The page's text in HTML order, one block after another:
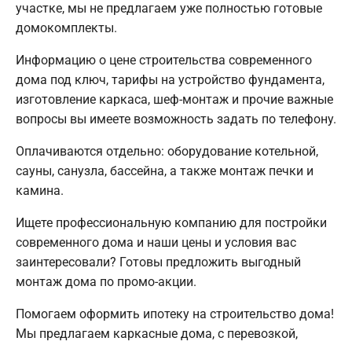
участке, мы не предлагаем уже полностью готовые
домокомплекты.
Информацию о цене строительства современного
дома под ключ, тарифы на устройство фундамента,
изготовление каркаса, шеф-монтаж и прочие важные
вопросы вы имеете возможность задать по телефону.
Оплачиваются отдельно: оборудование котельной,
сауны, санузла, бассейна, а также монтаж печки и
камина.
Ищете профессиональную компанию для постройки
современного дома и наши цены и условия вас
заинтересовали? Готовы предложить выгодный
монтаж дома по промо-акции.
Помогаем оформить ипотеку на строительство дома!
Мы предлагаем каркасные дома, с перевозкой,